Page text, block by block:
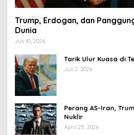
Trump, Erdogan, dan
Dunia
Juli 10, 2026
Tarik Ulur Kuasa di
Juli 2, 2026
Perang AS-Iran,
Nuklir
April 25, 2026